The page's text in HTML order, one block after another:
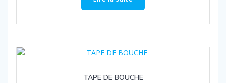
TAPE DE BOUCHE